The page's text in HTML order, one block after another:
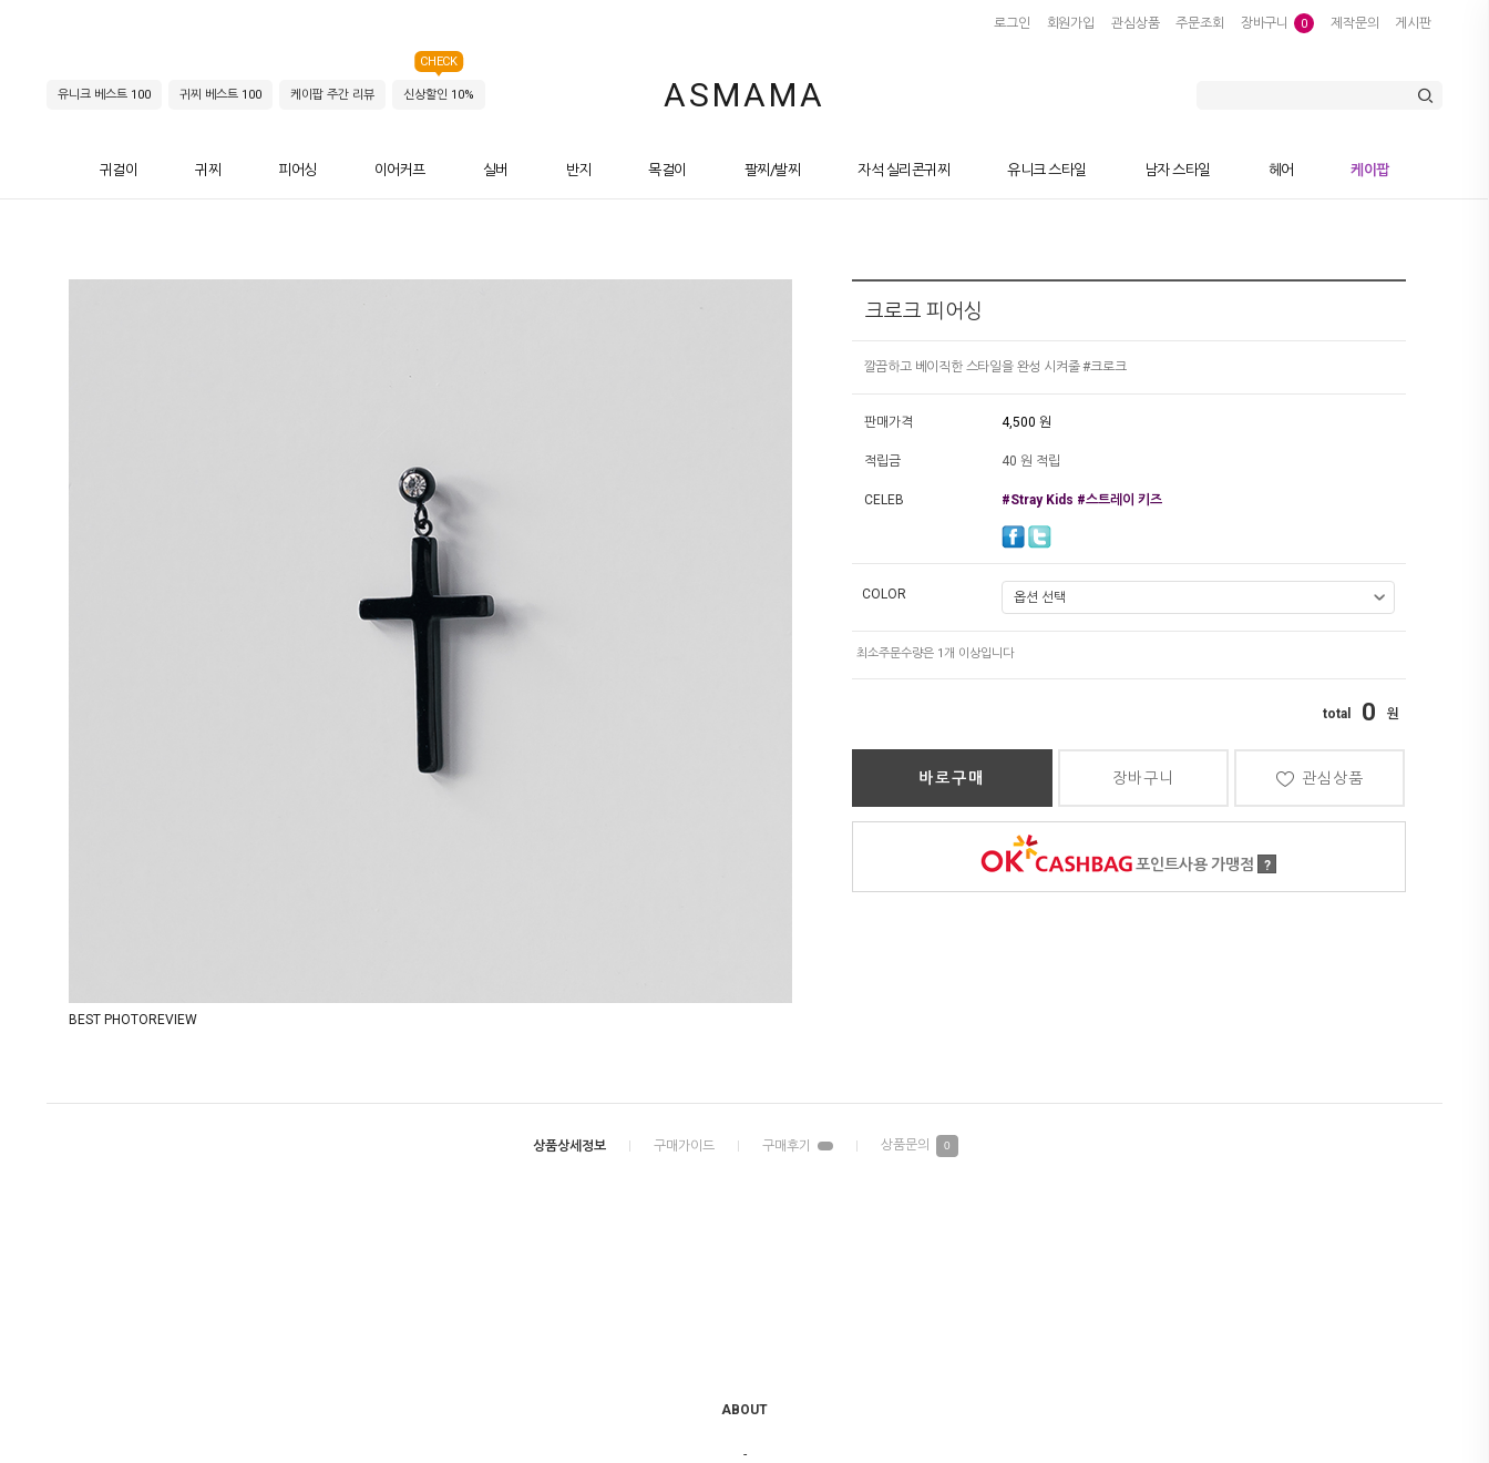
로그인 회원가입 관심상품 주문조회 장바구니 0 제작문의 게시판
ASMAMA
유니크 베스트 100 귀찌 베스트 100 케이팝 주간 리뷰 신상할인 10%
CHECK
귀걸이 귀찌 피어싱 이어커프 실버 반지 목걸이 팔찌/발찌 자석 실리콘귀찌 유니크 스타일 남자 스타일 헤어 케이팝
BEST PHOTOREVIEW
크로크 피어싱
깔끔하고 베이직한 스타일을 완성 시켜줄 #크로크
판매가격 4,500 원
적립금 40 원 적립
CELEB #Stray Kids #스트레이 키즈
COLOR
0
바로구매 장바구니 관심상품
포인트사용 가맹점 ?
0
ABOUT
-